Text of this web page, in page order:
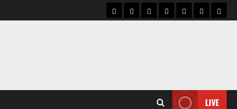
ราคาแนว
ข่าว
ข่าว
ดูด
ที่
ผู้ชา
LIVE